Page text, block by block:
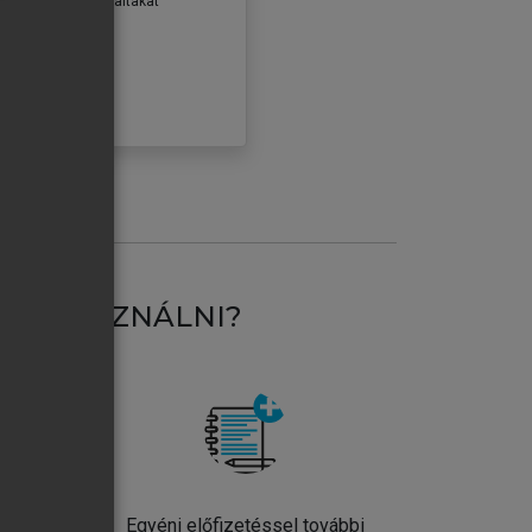
HASZNÁLNI?
Egyéni előfizetéssel további